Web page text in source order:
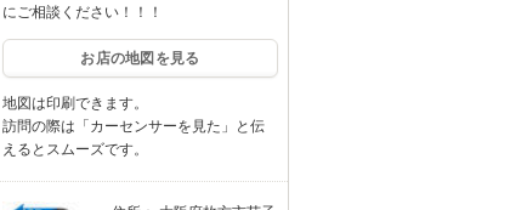
にご相談ください！！！
お店の地図を見る
地図は印刷できます。
訪問の際は「カーセンサーを見た」と伝
えるとスムーズです。